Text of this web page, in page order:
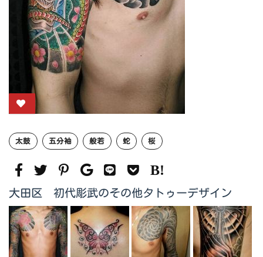
太鼓 五分袖 般若 蛇 桜
大田区 初代彫武のその他タトゥーデザイン